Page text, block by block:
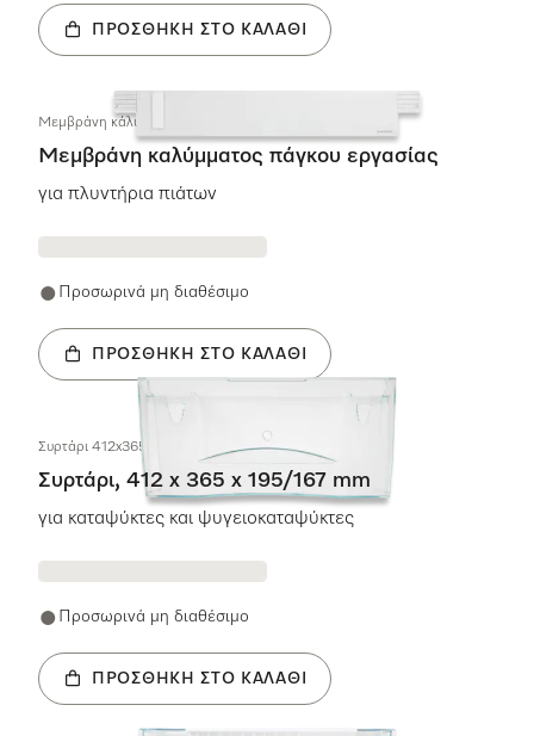
ΠΡΟΣΘΉΚΗ ΣΤΟ ΚΑΛΆΘΙ
Μεμβράνη κάλυψης Πλάκα εργασίας
Μεμβράνη καλύμματος πάγκου εργασίας
για πλυντήρια πιάτων
Προσωρινά μη διαθέσιμο
ΠΡΟΣΘΉΚΗ ΣΤΟ ΚΑΛΆΘΙ
Συρτάρι 412x365x195/167mm
Συρτάρι, 412 x 365 x 195/167 mm
για καταψύκτες και ψυγειοκαταψύκτες
Προσωρινά μη διαθέσιμο
ΠΡΟΣΘΉΚΗ ΣΤΟ ΚΑΛΆΘΙ